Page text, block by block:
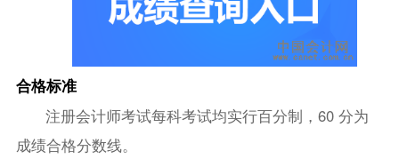
合格标准
注册会计师考试每科考试均实行百分制，60 分为
成绩合格分数线。